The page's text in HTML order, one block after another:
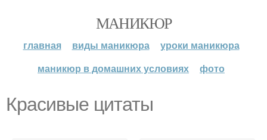
МАНИКЮР
главная виды маникюра
уроки маникюра
маникюр в домашних условиях
фото
Красивые цитаты